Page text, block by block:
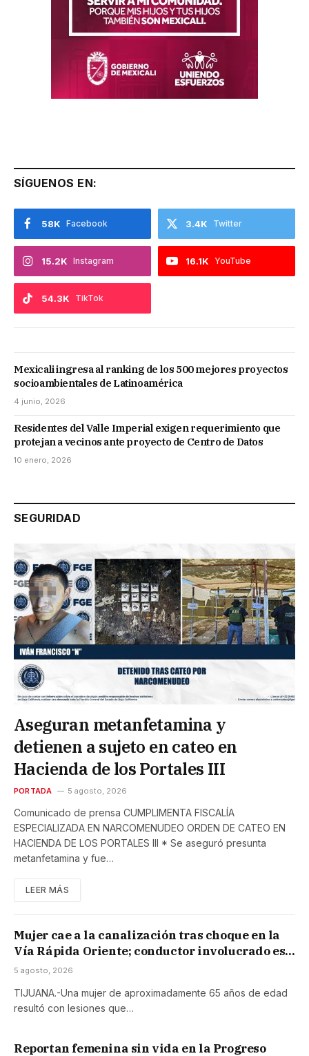
SÍGUENOS EN:
Facebook
58K Twitter
3.4K
Instagram
15.2K YouTube
16.1K
TikTok
54.3K
Mexicali ingresa al ranking de los 500 mejores proyectos
socioambientales de Latinoamérica
4 junio, 2026
Residentes del Valle Imperial exigen requerimiento que
protejan a vecinos ante proyecto de Centro de Datos
10 enero, 2026
SEGURIDAD
Aseguran metanfetamina y
detienen a sujeto en cateo en
Hacienda de los Portales III
PORTADA 5 agosto, 2026
Comunicado de prensa CUMPLIMENTA FISCALÍA
ESPECIALIZADA EN NARCOMENUDEO ORDEN DE CATEO EN
HACIENDA DE LOS PORTALES III * Se aseguró presunta
metanfetamina y fue…
LEER MÁS
Mujer cae a la canalización tras choque en la
Vía Rápida Oriente; conductor involucrado es
detenido
5 agosto, 2026
TIJUANA.-Una mujer de aproximadamente 65 años de edad
resultó con lesiones que…
Reportan femenina sin vida en la Progreso